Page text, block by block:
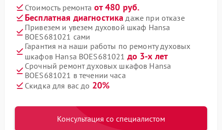
Стоимость ремонта от 480 руб.
Бесплатная диагностика даже при отказе
Привезем и увезем духовой шкаф Hansa
BOES681021 сами
Гарантия на наши работы по ремонту духовых
шкафов Hansa BOES681021 до 3-х лет
Срочный ремонт духовых шкафов Hansa
BOES681021 в течении часа
Скидка для вас до 20%
Консультация со специалистом